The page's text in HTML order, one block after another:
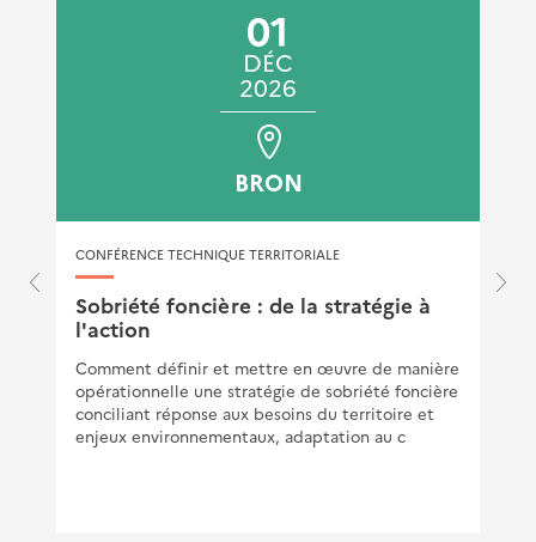
DANS LES TERRITOIRES
Stratégies, résilience et projets de transition
01
DÉC
2026
BRON
CONFÉRENCE TECHNIQUE TERRITORIALE
Sobriété foncière : de la stratégie à
l'action
Comment définir et mettre en œuvre de manière
opérationnelle une stratégie de sobriété foncière
conciliant réponse aux besoins du territoire et
enjeux environnementaux, adaptation au c